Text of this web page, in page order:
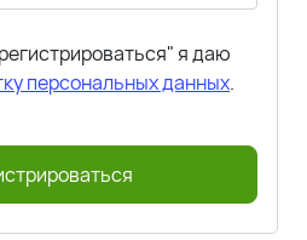
я даю
персональных данных.